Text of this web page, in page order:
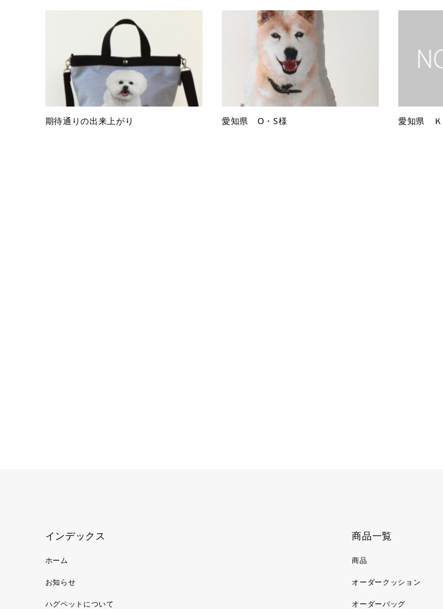
期待通りの出来上がり 愛知県 O・S様 愛知県 Ｋ
インデックス
ホーム
お知らせ
ハグペットについて
商品一覧
商品
オーダークッション
オーダーバッグ